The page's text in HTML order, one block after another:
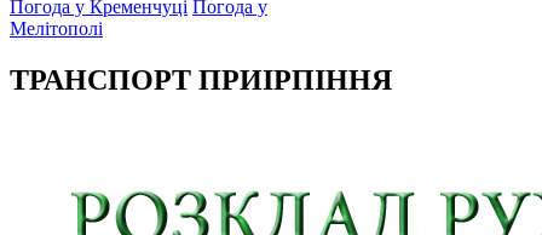
Погода у Кременчуці Погода у
Мелітополі
ТРАНСПОРТ ПРИІРПІННЯ